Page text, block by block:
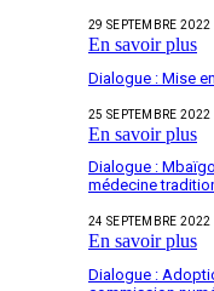
29 SEPTEMBRE 2022
En savoir plus
Dialogue : Mise
25 SEPTEMBRE 2022
En savoir plus
Dialogue :
médecine
24 SEPTEMBRE 2022
En savoir plus
Dialogue :